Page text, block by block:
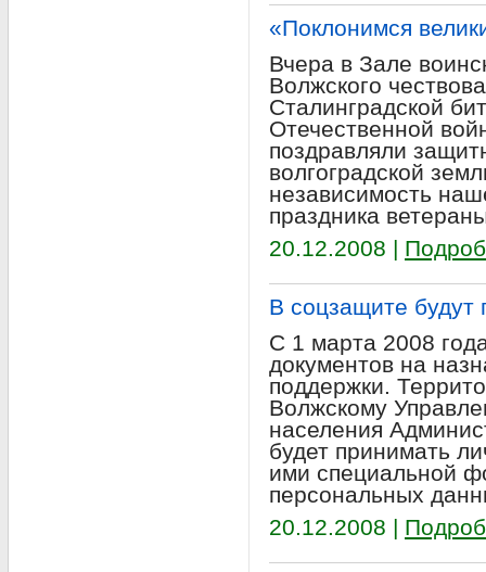
«Поклонимся
Вчера в Зале
Волжского
Сталинградской
Отечественной
поздравляли
волгоградской
независимость
праздника
20.12.2008 |
В соцзащите будут
С 1 марта 2008
документов на
поддержки.
Волжскому
населения
будет принимать
ими специальной
персональных
20.12.2008 |